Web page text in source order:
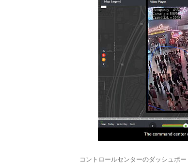
コントロールセンターのダッシュボ